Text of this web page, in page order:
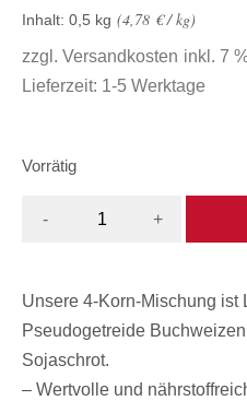
Inhalt: 0,5 kg 4,78 €/kg
zzgl. Versandkosten inkl. 7
Lieferzeit: 1-5 Werktage
Vorrätig
- +
Unsere 4-Korn-Mischung ist
Pseudogetreide
Sojaschrot.
– Wertvolle und